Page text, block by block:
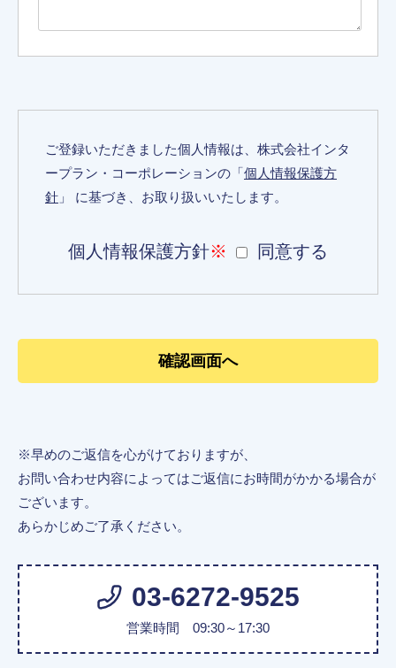
ご登録いただきました個人情報は、株式会社インタ
ープラン・コーポレーションの「個人情報保護方
針 」 に基づき、お取り扱いいたします。
個人情報保護方針※ 同意する
※早めのご返信を心がけておりますが、
お問い合わせ内容によってはご返信にお時間がかかる場合が
ございます。
あらかじめご了承ください。
03-6272-9525
営業時間 09:30～17:30